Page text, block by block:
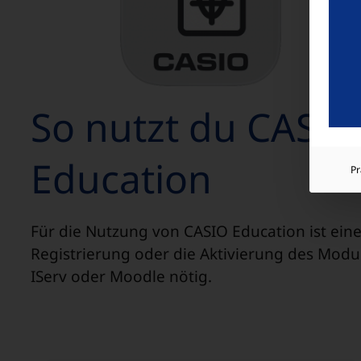
So nutzt du CASIO
Education
Für die Nutzung von CASIO Education ist
Registrierung oder die Aktivierung des
IServ oder Moodle nötig.